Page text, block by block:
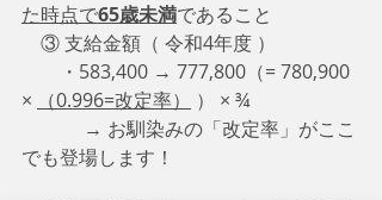
た時点で65歳未満であること
③ 支給金額（ 令和4年度 ）
・583,400 → 777,800（= 780,900
×
（0.996=改定率）
） × ¾
→ お馴染みの「改定率」がここ
でも登場します！